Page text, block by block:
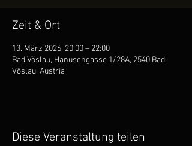
Zeit & Ort
13. März 2026, 20:00 – 22:00
Bad Vöslau, Hanuschgasse 1/28A, 2540 Bad
Vöslau, Austria
Diese Veranstaltung teilen